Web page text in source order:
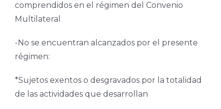
comprendidos en el régimen del Convenio
Multilateral
-No se encuentran alcanzados por el presente
régimen:
*Sujetos exentos o desgravados por la totalidad
de las actividades que desarrollan